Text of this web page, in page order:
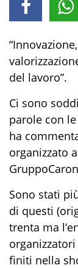
“
del lavoro”.
Ci sono
parole con le
ha
organizzato
Gruppo
Sono stati
di questi
trenta ma
organizzatori
finiti nella